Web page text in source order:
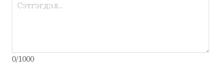
0/1000